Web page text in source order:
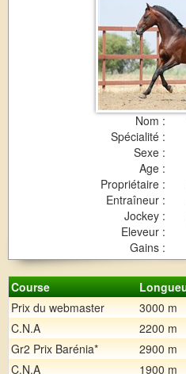
Nom :
Spécialité :
Sexe :
Age :
Propriétaire :
Entraîneur :
Jockey :
Eleveur :
Gains :
Course
Prix du webmaster
3000 m
C.N.A
2200 m
Gr2 Prix Barénia*
2900 m
C.N.A
1900 m